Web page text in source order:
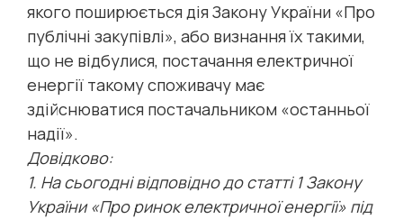
якого поширюється дія Закону України «Про
публічні закупівлі», або визнання їх такими,
що не відбулися, постачання електричної
енергії такому споживачу має
здійснюватися постачальником «останньої
надії».
Довідково:
1. На сьогодні відповідно до статті 1 Закону
України «Про ринок електричної енергії» під